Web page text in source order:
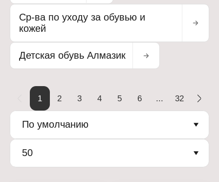
Ср-ва по уходу за обувью и
кожей
Детская обувь Алмазик
1 2 3 4 5 6 ... 32
По умолчанию
50